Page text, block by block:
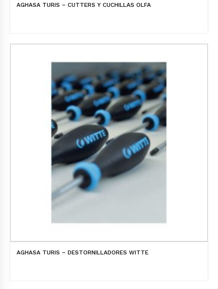
AGHASA TURIS – CUTTERS Y CUCHILLAS OLFA
AGHASA TURIS – DESTORNILLADORES WITTE